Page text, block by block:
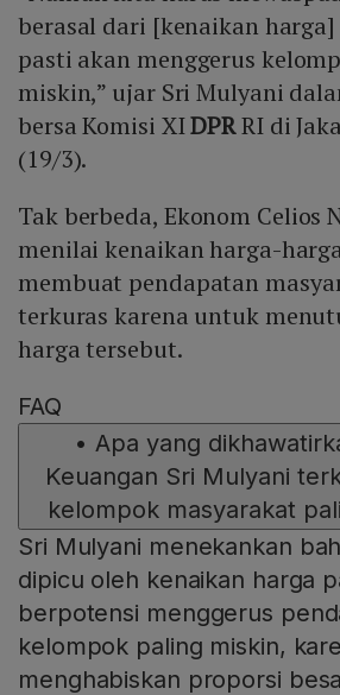
berasal dari [kenaikan
pasti akan menggerus
miskin,” ujar Sri Mulyani
bersa Komisi XIDPRRI di
(19/3).
Tak berbeda, Ekonom Celios
menilai kenaikan harga-
membuat pendapatan
terkuras karena untuk
harga tersebut.
FAQ
• Apa yang
Keuangan Sri Mulyani
kelompok masyarakat
Sri Mulyani menekankan
dipicu oleh kenaikan harga
berpotensi menggerus
kelompok paling miskin,
menghabiskan proporsi